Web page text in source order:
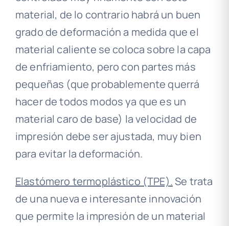
material, de lo contrario habrá un buen
grado de deformación a medida que el
material caliente se coloca sobre la capa
de enfriamiento, pero con partes más
pequeñas (que probablemente querrá
hacer de todos modos ya que es un
material caro de base) la velocidad de
impresión debe ser ajustada, muy bien
para evitar la deformación.
Elastómero termoplástico (TPE).Se trata
de una nueva e interesante innovación
que permite la impresión de un material